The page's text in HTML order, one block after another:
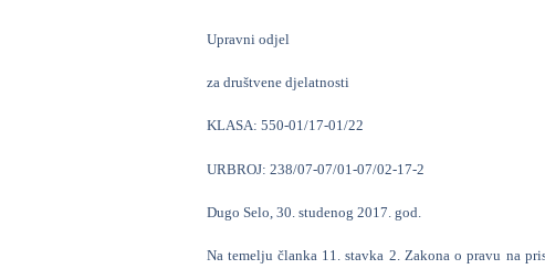
Upravni odjel
za društvene djelatnosti
KLASA: 550-01/17-01/22
URBROJ: 238/07-07/01-07/02-17-2
Dugo Selo, 30. studenog 2017. god.
Na temelju članka 11. stavka 2. Zakona o pravu na